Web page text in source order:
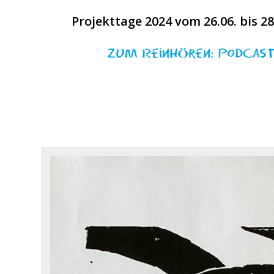
Projekttage 2024 vom 26.06. bis